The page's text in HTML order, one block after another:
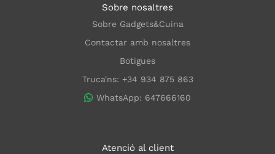
Sobre nosaltres
Sobre Gadgets&Cuina
Contactar amb nosaltres
Botigues
Truca'ns: +34 934 875 863
WhatsApp: 647666160
Atenció al client